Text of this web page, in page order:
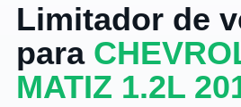
Limitador de
para
MATIZ 1.2L